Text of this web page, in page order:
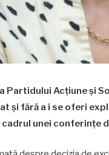
Partidului Acțiune și
și fără a i se oferi
unei conferințe